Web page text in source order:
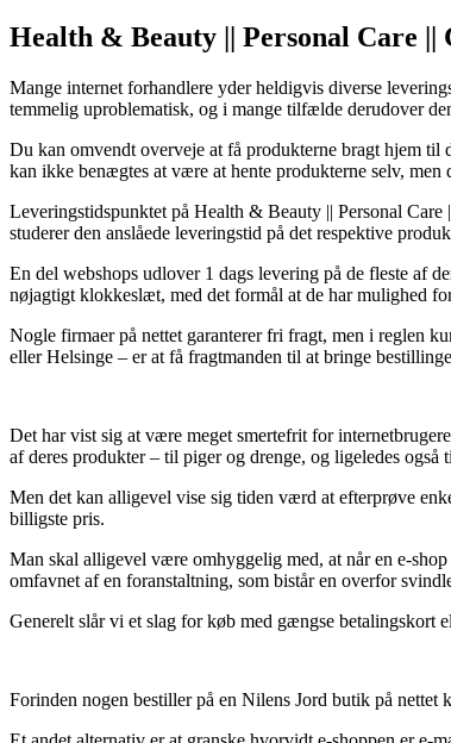
Health & Beauty || Personal Care
Mange internet forhandlere yder heldigvis diverse
temmelig uproblematisk, og i mange tilfælde derudover
Du kan omvendt overveje at få produkterne bragt hjem til
kan ikke benægtes at være at hente produkterne selv,
Leveringstidspunktet på Health & Beauty || Personal
studerer den anslåede leveringstid på det respektive
En del webshops udlover 1 dags levering på de fleste af
nøjagtigt klokkeslæt, med det formål at de har mulighed
Nogle firmaer på nettet garanterer fri fragt, men i reglen
eller Helsinge – er at få fragtmanden til at bringe
Det har vist sig at være meget smertefrit for
af deres produkter – til piger og drenge, og ligeledes
Men det kan alligevel vise sig tiden værd at efterprøve
billigste pris.
Man skal alligevel være omhyggelig med, at når en e-
omfavnet af en foranstaltning, som bistår en overfor
Generelt slår vi et slag for køb med gængse betalingskort
Forinden nogen bestiller på en Nilens Jord butik på